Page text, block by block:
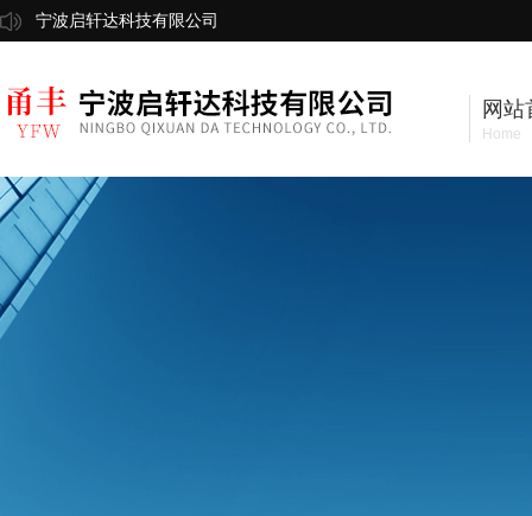
宁波启轩达科技有限公司
网站
Home